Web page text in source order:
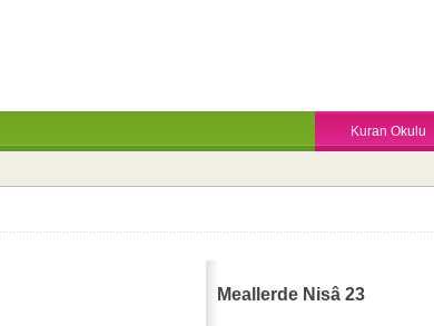
Kuran Okulu
Meallerde Nisâ 23